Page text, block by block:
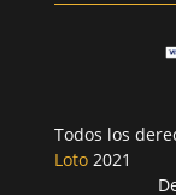
Todos los
Loto2021